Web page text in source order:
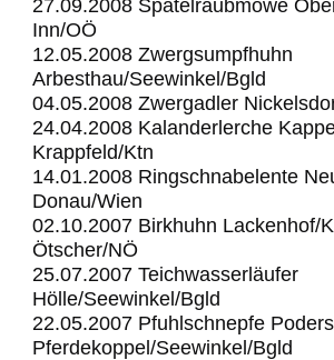
27.09.2008 Spatelraubmöwe
Inn/OÖ
12.05.2008 Zwergsumpfhuhn
Arbesthau/Seewinkel/Bgld
04.05.2008 Zwergadler
24.04.2008 Kalanderlerche
Krappfeld/Ktn
14.01.2008 Ringschnabelente
Donau/Wien
02.10.2007 Birkhuhn Lackenhof/
Ötscher/NÖ
25.07.2007 Teichwasserläufer
Hölle/Seewinkel/Bgld
22.05.2007 Pfuhlschnepfe
Pferdekoppel/Seewinkel/Bgld